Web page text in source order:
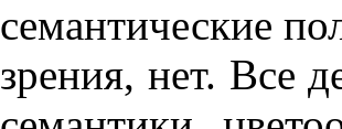
семантические
зрения, нет. Все